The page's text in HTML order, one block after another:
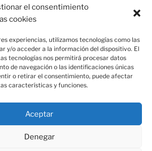
el consentimiento
cookies
experiencias, utilizamos tecnologías como las
y/o acceder a la información del dispositivo. El
tecnologías nos permitirá procesar datos
de navegación o las identificaciones únicas
o retirar el consentimiento, puede afectar
características y funciones.
Aceptar
Denegar
Magtel.
Las Quemadas
Bejarano, 114